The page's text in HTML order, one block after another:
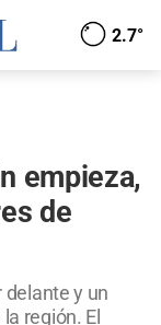
2.7°
empieza,
de
y un
región. El